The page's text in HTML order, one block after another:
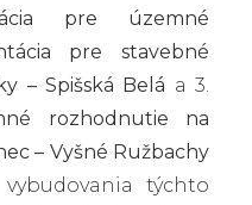
pre územné
pre stavebné
– Spišská Belá a 3.
rozhodnutie na
– Vyšné Ružbachy
týchto